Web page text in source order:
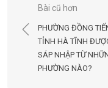
Điều
hướng
bài
viết
Bài cũ hơn
PHƯỜNG ĐỒNG
TỈNH HÀ TĨNH
SÁP NHẬP TỪ
PHƯỜNG NÀO?